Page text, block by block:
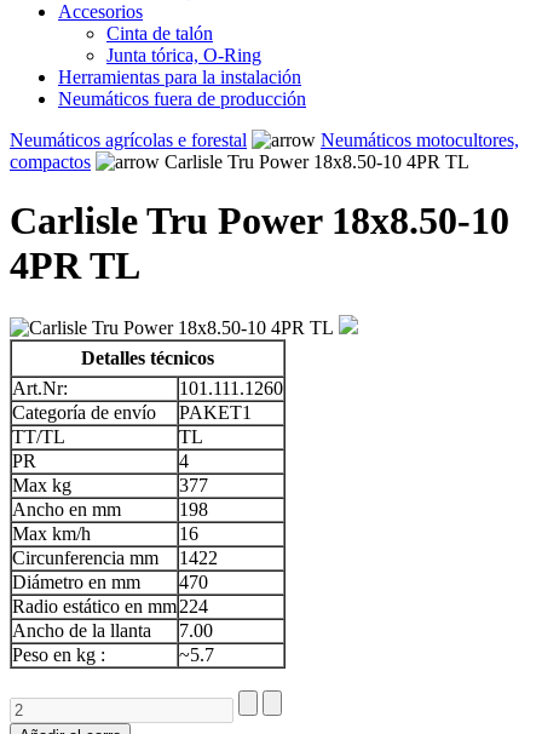
Accesorios
Cinta de talón
Junta tórica, O-Ring
Herramientas para la instalación
Neumáticos fuera de producción
Neumáticos agrícolas e forestal
Neumáticos motocultores,
compactos
Carlisle Tru Power 18x8.50-10 4PR TL
Carlisle Tru Power 18x8.50-10
4PR TL
Detalles técnicos
Art.Nr:
101.111.1260
Categoría de envío
PAKET1
TT/TL
TL
PR
4
Max kg
377
Ancho en mm
198
Max km/h
16
Circunferencia mm
1422
Diámetro en mm
470
Radio estático en mm224
Ancho de la llanta
7.00
Peso en kg :
~5.7